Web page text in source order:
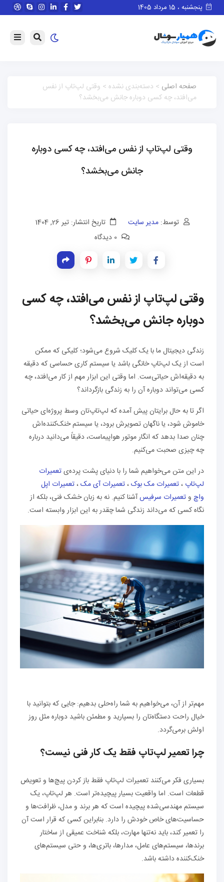
پنجشنبه ، 15 مرداد 1405
صفحه اصلی > دسته‌بندی نشده > وقتی لپ‌تاپ از نفس
می‌افتد، چه کسی دوباره جانش می‌بخشد؟
وقتی لپ‌تاپ از نفس می‌افتد، چه کسی دوباره
جانش می‌بخشد؟
توسط:مدیر سایت
تاریخ انتشار: تیر 26, 1404
وقتی لپ‌تاپ از نفس می‌افتد، چه کسی
دوباره جانش می‌بخشد؟
زندگی دیجیتال ما با یک کلیک شروع می‌شود؛ کلیکی که ممکن
است از یک لپ‌تاپ خانگی باشد یا سیستم کاری حساسی که دقیقه‌
به دقیقه‌اش حیاتی‌ست. اما وقتی این ابزار مهم از کار می‌افتد، چه
کسی می‌تواند دوباره آن را به زندگی بازگرداند؟
اگر تا به حال برایتان پیش آمده که لپ‌تاپ‌تان وسط پروژه‌ای حیاتی
خاموش شود، یا ناگهان تصویرش برود، یا سیستم خنک‌کننده‌اش
چنان صدا بدهد که انگار موتور هواپیماست، دقیقاً می‌دانید درباره
چه چیزی صحبت می‌کنیم.
در این متن می‌خواهیم شما را با دنیای پشت پرده‌یتعمیرات
لپ‌تاپ ،تعمیرات مک بوک،تعمیرات آی مک،تعمیرات اپل
واچ وتعمیرات سرفیسآشنا کنیم. نه به زبان خشک فنی، بلکه از
نگاه کسی که می‌داند زندگی شما چقدر به این ابزار وابسته است.
مهم‌تر از آن، می‌خواهیم به شما راه‌حلی بدهیم: جایی که بتوانید با
خیال راحت دستگاه‌تان را بسپارید و مطمئن باشید دوباره مثل روز
اولش برمی‌گردد.
چرا تعمیر لپ‌تاپ فقط یک کار فنی نیست؟
بسیاری فکر می‌کنند تعمیرات لپ‌تاپ فقط باز کردن پیچ‌ها و تعویض
قطعات است. اما واقعیت بسیار پیچیده‌تر است. هر لپ‌تاپ، یک
سیستم مهندسی‌شده پیچیده است که هر برند و مدل، ظرافت‌ها و
حساسیت‌های خاص خودش را دارد. بنابراین کسی که قرار است آن
را تعمیر کند، باید نه‌تنها مهارت، بلکه شناخت عمیقی از ساختار
برندها، سیستم‌های عامل، مدارها، باتری‌ها، و حتی سیستم‌های
خنک‌کننده داشته باشد.